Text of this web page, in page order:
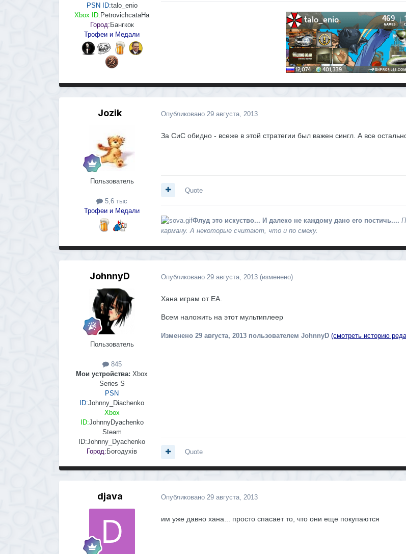
PSN ID:talo_enio
Xbox ID:PetrovichcataHa
Город:Бангкок
Трофеи и Медали
Jozik
Пользователь
5,6 тыс
Трофеи и Медали
Опубликовано 29 августа, 2013
За СиС обидно - всеже в этой стратегии был важен сингл. А все
Quote
Флуд это искуство... И далеко не каждому дано его постичь....
карману. А некоторые считают, что и по смеху.
JohnnyD
Пользователь
845
Мои устройства: Xbox
Series S
PSN
ID:Johnny_Diachenko
Xbox
ID:JohnnyDyachenko
Steam
ID:Johnny_Dyachenko
Город: Богодухів
Опубликовано 29 августа, 2013 (изменено)
Хана играм от ЕА.
Всем наложить на этот мультиплеер
Изменено 29 августа, 2013пользователем JohnnyD (смотреть историю
Quote
djava Опубликовано 29 августа, 2013
им уже давно хана... просто спасает то, что они еще покупаются